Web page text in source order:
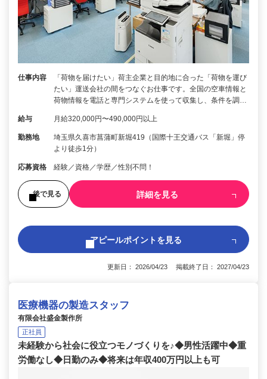
仕事内容
「荷物を届けたい」荷主企業と目的地に合った「荷物を運び
たい」運送会社の間をつなぐお仕事です。全国の空車情報と
荷物情報を電話と専門システムを使って収集し、条件を調…
給与 月給320,000円〜490,000円以上
勤務地
埼玉県久喜市菖蒲町新堀419（国際十王交通バス「新堀」停
より徒歩1分）
応募資格 経験／資格／学歴／性別不問！
後で見る 詳細を見る
アピールポイントを見る
更新日： 2026/04/23 掲載終了日： 2027/04/23
医療機器の製造スタッフ
有限会社盛金製作所
正社員
未経験から社会に役立つモノづくりを♪◆男性活躍中◆重
労働なし◆日勤のみ◆将来は年収400万円以上も可